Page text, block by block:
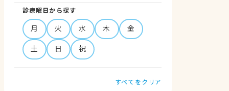
診療曜日から探す
月 火 水 木
金
土
日 祝
すべてをクリア